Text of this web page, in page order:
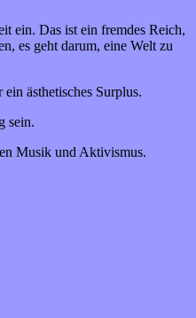
ein. Das ist ein fremdes Reich,
es geht darum, eine Welt zu
ästhetisches Surplus.
sein.
Musik und Aktivismus.